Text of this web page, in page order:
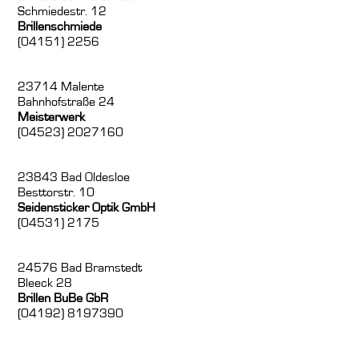
Schmiedestr. 12
Brillenschmiede
(04151) 2256
23714 Malente
Bahnhofstraße 24
Meisterwerk
(04523) 2027160
23843 Bad Oldesloe
Besttorstr. 10
Seidensticker Optik GmbH
(04531) 2175
24576 Bad Bramstedt
Bleeck 28
Brillen BuBe GbR
(04192) 8197390